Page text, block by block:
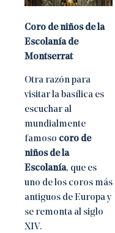
Coro de niños de la
Escolanía de
Montserrat
Otra razón para
visitar la basílica es
escuchar al
mundialmente
famoso coro de
niños de la
Escolanía, que es
uno de los coros más
antiguos de Europa y
se remonta al siglo
XIV.